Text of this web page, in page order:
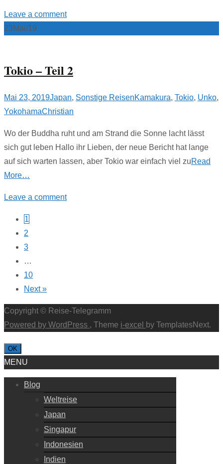
Leave a comment
23Mai/19
Tokio – Teil 2
Mai 23, 2019Japan, Sonstige ReisenKamakura, Tokio, Unko,
YokohamaChristian
Wo der Buddha ruht und am Strand die Sonne lacht lässt
sich gut leben Hallo ihr Lieben, der neue Bericht hat lange
auf sich warten lassen, aber Tokio war einfach viel zuRead
More…
Leave a comment
Posts
navigation
1
2
3
…
10
Next »
Copyright © Reise-Telegramm
Powered by WordPress , Theme i-excel by TemplatesNext.
OK
MENU
Blog
Weltreise
Japan
Singapur
Indonesien
Indien